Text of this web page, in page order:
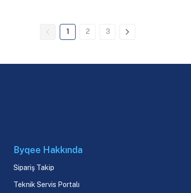
1 2 3
Byqee Hakkında
Sipariş Takip
Teknik Servis Portalı